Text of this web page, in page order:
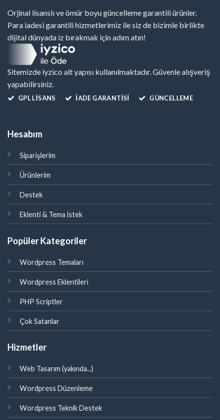
Orjinal lisanslı ve ömür boyu güncelleme garantili ürünler.
Para iadesi garantili hizmetlerimiz ile siz de bizimle birlikte
dijital dünyada iz bırakmak için adım atın!
Sitemizde iyzico alt yapısı kullanılmaktadır. Güvenle alışveriş
yapabilirsiniz.
GPL LISANS İADE GARANTİSİ GÜNCELLEME
Hesabım
Siparişlerim
Ürünlerim
Destek
Eklenti & Tema İstek
Popüler Kategoriler
Wordpress Temaları
Wordpress Eklentileri
PHP Scriptler
Çok Satanlar
Hizmetler
Web Tasarım (yakında...)
Wordpress Düzenleme
Wordpress Teknik Destek